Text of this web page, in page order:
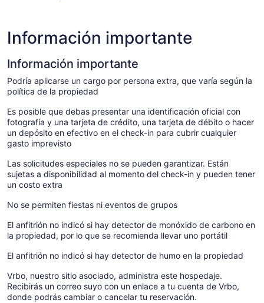
Información importante
Información importante
Podría aplicarse un cargo por persona extra, que varía según la
política de la propiedad
Es posible que debas presentar una identificación oficial con
fotografía y una tarjeta de crédito, una tarjeta de débito o hacer
un depósito en efectivo en el check-in para cubrir cualquier
gasto imprevisto
Las solicitudes especiales no se pueden garantizar. Están
sujetas a disponibilidad al momento del check-in y pueden tener
un costo extra
No se permiten fiestas ni eventos de grupos
El anfitrión no indicó si hay detector de monóxido de carbono en
la propiedad, por lo que se recomienda llevar uno portátil
El anfitrión no indicó si hay detector de humo en la propiedad
Vrbo, nuestro sitio asociado, administra este hospedaje.
Recibirás un correo suyo con un enlace a tu cuenta de Vrbo,
donde podrás cambiar o cancelar tu reservación.